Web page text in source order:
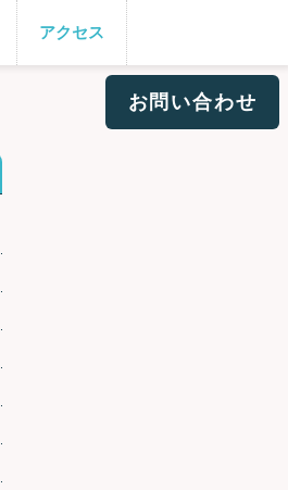
お問い合わせ
アクセス